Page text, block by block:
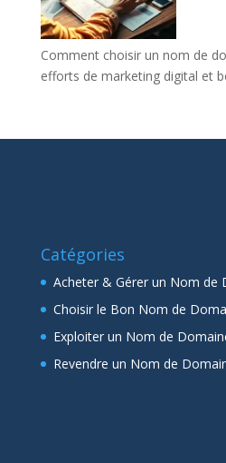
Comment choisir un nom de
efforts de marketing digital et
Catégories
Acheter & Gérer un Nom de
Choisir le Bon Nom de
Exploiter un Nom de
Revendre un Nom de